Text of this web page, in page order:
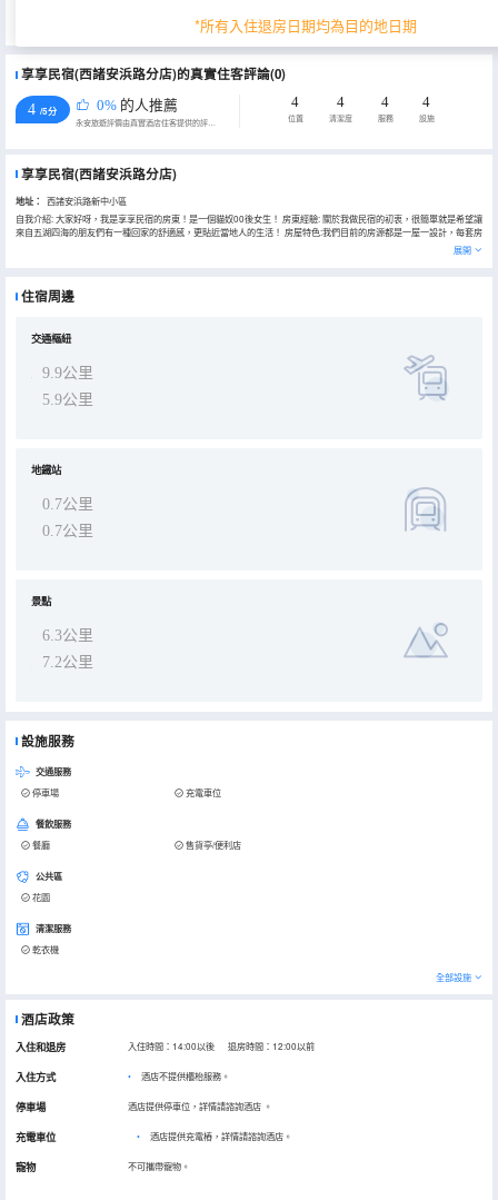
*所有入住退房日期均為目的地日期
刷、梳子、浴擦、剃鬚刀、指甲銼、鞋擦這些一次性日用品。若需要可諮詢酒店。
享享民宿(西諸安浜路分店)的真實住客評論(0)
4 /5分 0% 的人推薦
永安旅遊評價由真實酒店住客提供的評價。
4
位置
4
清潔度
4
服務
4
設施
享享民宿(西諸安浜路分店)
地址：
西諸安浜路新中小區
自我介紹: 大家好呀，我是享享民宿的房東！是一個貓奴00後女生！ 房東經驗: 關於我做民宿的初衷，很簡單就是希望讓
來自五湖四海的朋友們有一種回家的舒適感，更貼近當地人的生活！ 房屋特色:我們目前的房源都是一屋一設計，每套房
子都有不一樣的軟裝風格，你想要的我盡量都有！做我的房客，我寵你呀！ 有話要說:目前我們民宿只在上海地區有房
展開
住宿周邊
交通樞紐
9.9公里
5.9公里
地鐵站
0.7公里
0.7公里
景點
6.3公里
7.2公里
設施服務
交通服務
停車場 充電車位
餐飲服務
餐廳 售貨亭/便利店
公共區
花園
清潔服務
乾衣機
全部設施
酒店政策
入住和退房 入住時間：14:00以後 退房時間：12:00以前
入住方式 酒店不提供櫃枱服務。
停車場 酒店提供停車位，詳情請諮詢酒店 。
充電車位 • 酒店提供充電樁，詳情請諮詢酒店。
寵物 不可攜帶寵物。